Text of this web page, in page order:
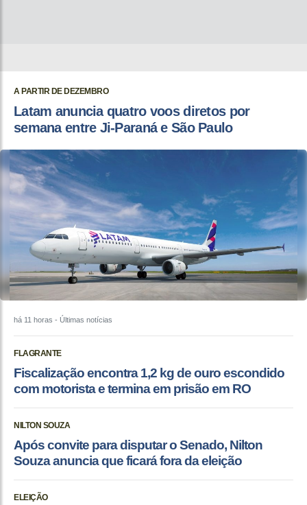
A PARTIR DE DEZEMBRO
Latam anuncia quatro voos diretos por
semana entre Ji-Paraná e São Paulo
há 11 horas - Últimas notícias
FLAGRANTE
Fiscalização encontra 1,2 kg de ouro escondido
com motorista e termina em prisão em RO
NILTON SOUZA
Após convite para disputar o Senado, Nilton
Souza anuncia que ficará fora da eleição
ELEIÇÃO